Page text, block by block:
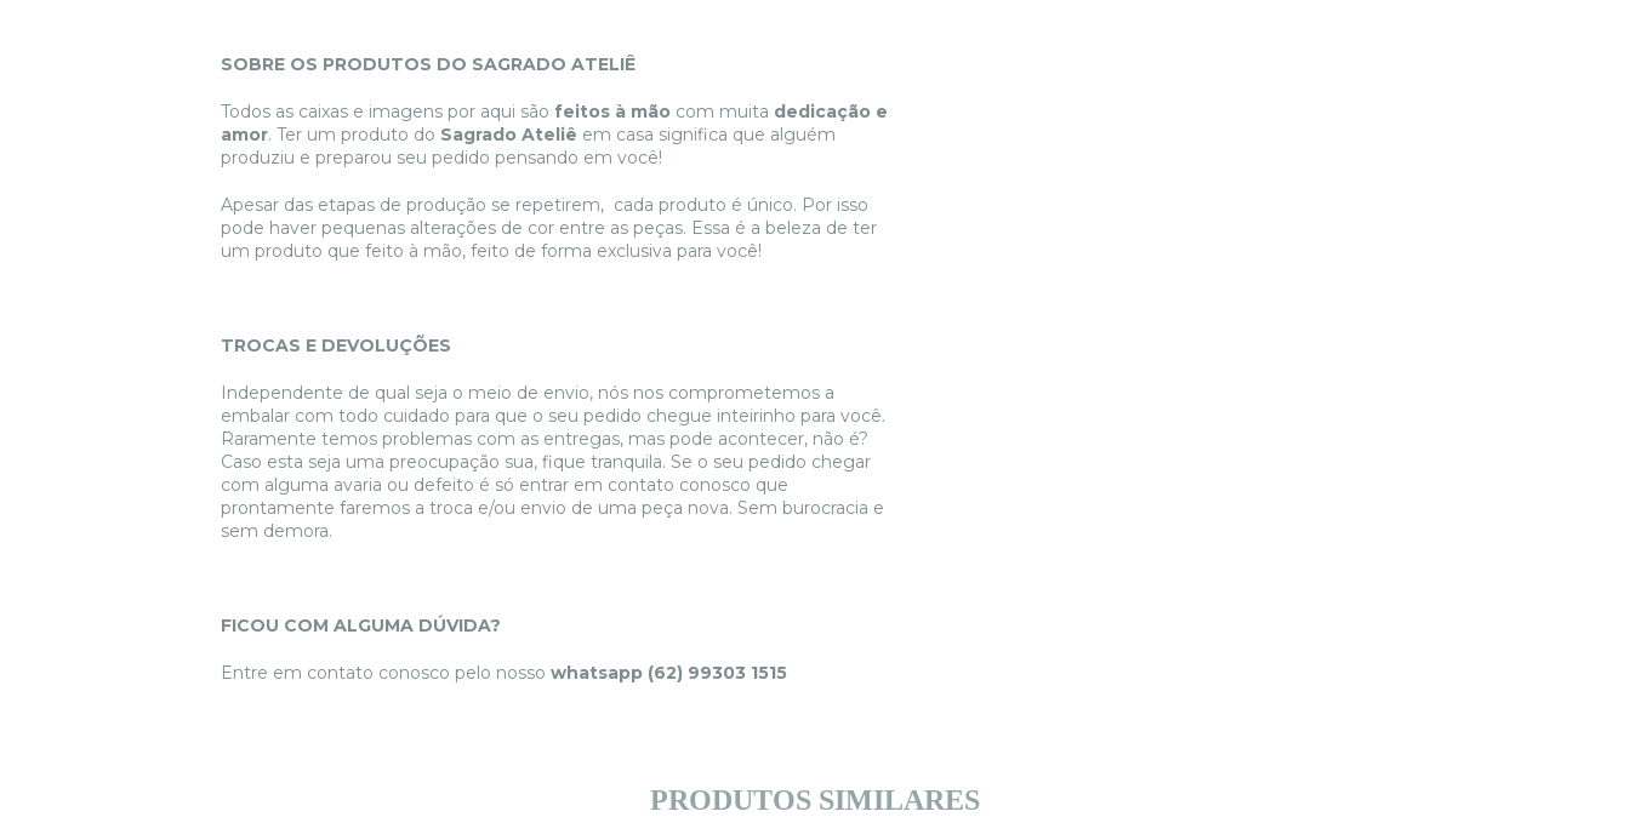
SOBRE OS PRODUTOS DO SAGRADO ATELIÊ
Todos as caixas e imagens por aqui são feitos à mão com muita dedicação e
amor. Ter um produto do Sagrado Ateliê em casa significa que alguém
produziu e preparou seu pedido pensando em você!
Apesar das etapas de produção se repetirem, cada produto é único. Por isso
pode haver pequenas alterações de cor entre as peças. Essa é a beleza de ter
um produto que feito à mão, feito de forma exclusiva para você!
TROCAS E DEVOLUÇÕES
Independente de qual seja o meio de envio, nós nos comprometemos a
embalar com todo cuidado para que o seu pedido chegue inteirinho para você.
Raramente temos problemas com as entregas, mas pode acontecer, não é?
Caso esta seja uma preocupação sua, fique tranquila. Se o seu pedido chegar
com alguma avaria ou defeito é só entrar em contato conosco que
prontamente faremos a troca e/ou envio de uma peça nova. Sem burocracia e
sem demora.
FICOU COM ALGUMA DÚVIDA?
Entre em contato conosco pelo nosso whatsapp (62) 99303 1515
PRODUTOS SIMILARES